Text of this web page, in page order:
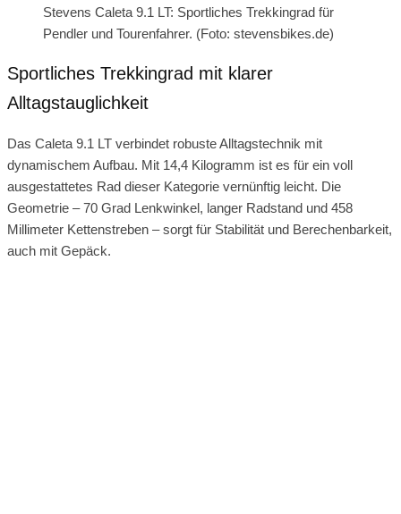
Stevens Caleta 9.1 LT: Sportliches Trekkingrad für
Pendler und Tourenfahrer. (Foto: stevensbikes.de)
Sportliches Trekkingrad mit klarer
Alltagstauglichkeit
Das Caleta 9.1 LT verbindet robuste Alltagstechnik mit
dynamischem Aufbau. Mit 14,4 Kilogramm ist es für ein voll
ausgestattetes Rad dieser Kategorie vernünftig leicht. Die
Geometrie – 70 Grad Lenkwinkel, langer Radstand und 458
Millimeter Kettenstreben – sorgt für Stabilität und Berechenbarkeit,
auch mit Gepäck.